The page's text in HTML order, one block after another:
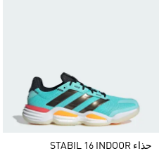
حذاء STABIL 16 INDOOR